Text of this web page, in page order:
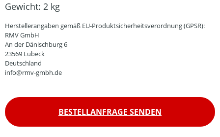
Gewicht: 2 kg
Herstellerangaben gemäß EU-Produktsicherheitsverordnung (GPSR):
RMV GmbH
An der Dänischburg 6
23569 Lübeck
Deutschland
info@rmv-gmbh.de
BESTELLANFRAGE SENDEN